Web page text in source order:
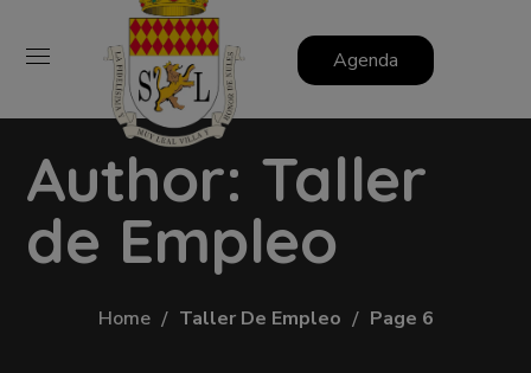
Agenda
Author: Taller
de Empleo
Home Taller De Empleo Page 6